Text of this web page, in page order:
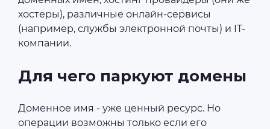
хостеры), различные онлайн-сервисы
(например, службы электронной почты) и IT-
компании.
Для чего паркуют домены
Доменное имя - уже ценный ресурс. Но
операции возможны только если его